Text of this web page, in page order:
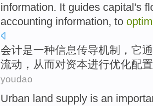
information. It guides capital 's
accounting information, to
会计是一种信息传导机制 ， 它
流动 ， 从而对资本进行优化配置
youdao
Urban land supply is an